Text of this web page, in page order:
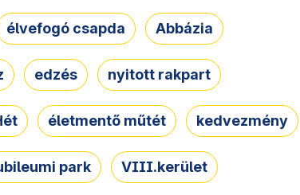
élvefogó csapda Abbázia
edzés nyitott rakpart
életmentő műtét kedvezmény
park VIII.kerület